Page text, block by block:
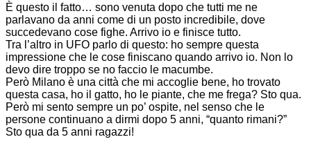
È questo il fatto… sono venuta dopo che tutti me ne
parlavano da anni come di un posto incredibile, dove
succedevano cose fighe. Arrivo io e finisce tutto.
Tra l’altro in UFO parlo di questo: ho sempre questa
impressione che le cose finiscano quando arrivo io. Non lo
devo dire troppo se no faccio le macumbe.
Però Milano è una città che mi accoglie bene, ho trovato
questa casa, ho il gatto, ho le piante, che me frega? Sto qua.
Però mi sento sempre un po’ ospite, nel senso che le
persone continuano a dirmi dopo 5 anni, “quanto rimani?”
Sto qua da 5 anni ragazzi!